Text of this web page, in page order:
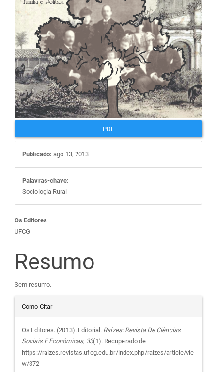
PDF
Publicado: ago 13, 2013
Palavras-chave:
Sociologia Rural
Conteúdo
do
artigo
principal
Os Editores
UFCG
Resumo
Sem resumo.
Detalhes
do
artigo
Como Citar
Os Editores. (2013). Editorial. Raízes: Revista De Ciências
Sociais E Econômicas, 33(1). Recuperado de
https://raizes.revistas.ufcg.edu.br/index.php/raizes/article/vie
w/372